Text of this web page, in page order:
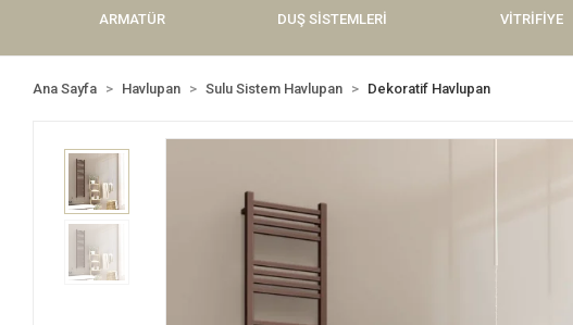
ARMATÜR DUŞ SİSTEMLERİ VİTRİFİYE
Ana Sayfa Havlupan Sulu Sistem Havlupan Dekoratif Havlupan